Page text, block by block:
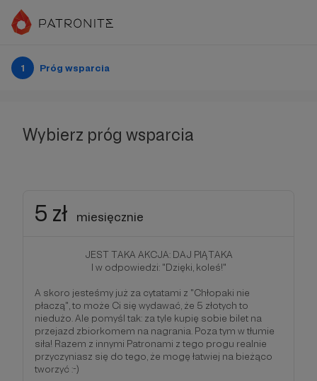
1 Próg wsparcia
Wybierz próg wsparcia
5 zł miesięcznie
JEST TAKA AKCJA: DAJ PIĄTAKA
I w odpowiedzi: "Dzięki, koleś!"
A skoro jesteśmy już za cytatami z "Chłopaki nie
płaczą", to może Ci się wydawać, że 5 złotych to
niedużo. Ale pomyśl tak: za tyle kupię sobie bilet na
przejazd zbiorkomem na nagrania. Poza tym w tłumie
siła! Razem z innymi Patronami z tego progu realnie
przyczyniasz się do tego, że mogę łatwiej na bieżąco
tworzyć :-)